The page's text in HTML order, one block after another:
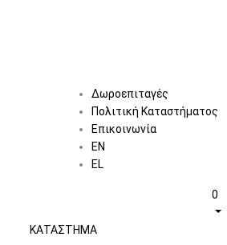
Δωροεπιταγές
Πολιτική Καταστήματος
Επικοινωνία
EN
EL
0
ΚΑΤΑΣΤΗΜΑ